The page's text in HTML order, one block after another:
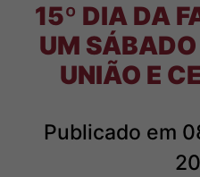
15º DIA DA
UM
UNIÃO E
Publicado em